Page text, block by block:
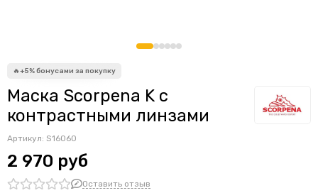
Маска Scorpena K с
контрастными линзами
Артикул: S16060
2 970 руб
Оставить отзыв